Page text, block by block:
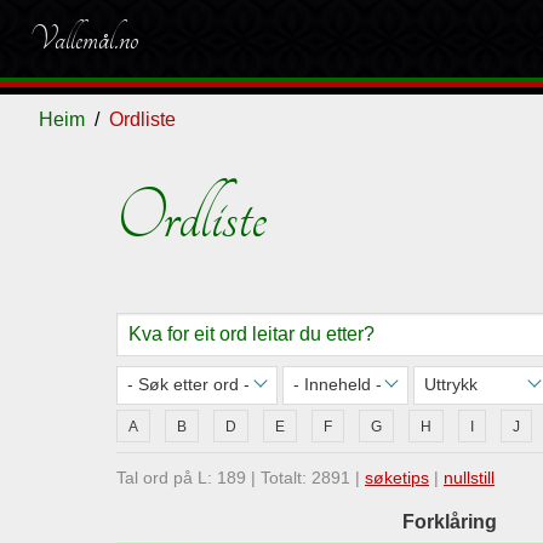
Vallemål.no
Heim Ordliste
Ordliste
A B D E F G H I J
Tal ord på L: 189 | Totalt: 2891 | søketips | nullstill
Forklåring
Gjestebok
Nyhende